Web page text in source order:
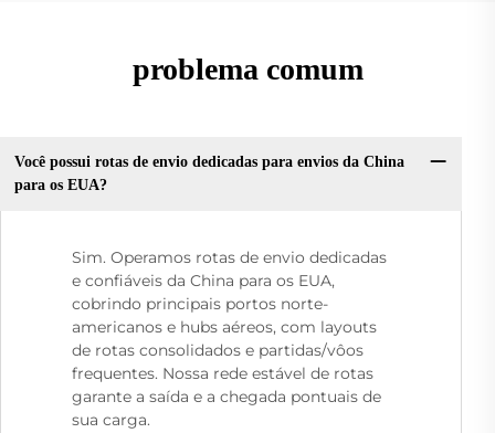
problema comum
Você possui rotas de envio dedicadas para envios da China
para os EUA?
Sim. Operamos rotas de envio dedicadas
e confiáveis da China para os EUA,
cobrindo principais portos norte-
americanos e hubs aéreos, com layouts
de rotas consolidados e partidas/vôos
frequentes. Nossa rede estável de rotas
garante a saída e a chegada pontuais de
sua carga.